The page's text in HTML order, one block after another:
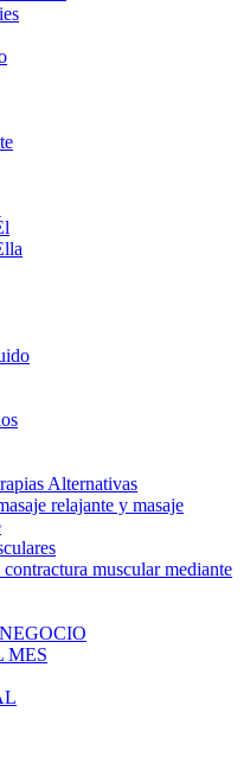
Alternativas
relajante y masaje
muscular mediante
MES